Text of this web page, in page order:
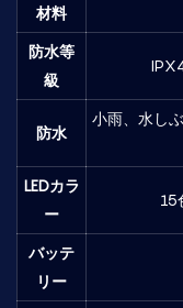
材料
防水等
級
防水
小雨、水し
LEDカラ
ー
15
バッテ
リー